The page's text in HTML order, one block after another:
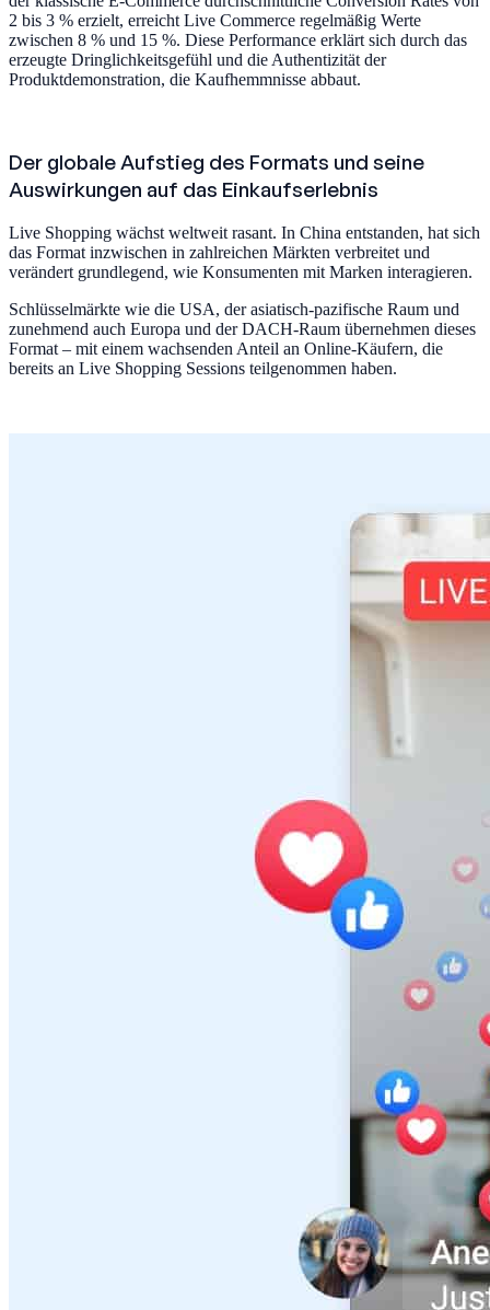
2 bis 3 % erzielt, erreicht Live Commerce regelmäßig Werte
zwischen 8 % und 15 %. Diese Performance erklärt sich durch das
erzeugte Dringlichkeitsgefühl und die Authentizität der
Produktdemonstration, die Kaufhemmnisse abbaut.
Der globale Aufstieg des Formats und seine
Auswirkungen auf das Einkaufserlebnis
Live Shopping wächst weltweit rasant. In China entstanden, hat sich
das Format inzwischen in zahlreichen Märkten verbreitet und
verändert grundlegend, wie Konsumenten mit Marken interagieren.
Schlüsselmärkte wie die USA, der asiatisch-pazifische Raum und
zunehmend auch Europa und der DACH-Raum übernehmen dieses
Format – mit einem wachsenden Anteil an Online-Käufern, die
bereits an Live Shopping Sessions teilgenommen haben.